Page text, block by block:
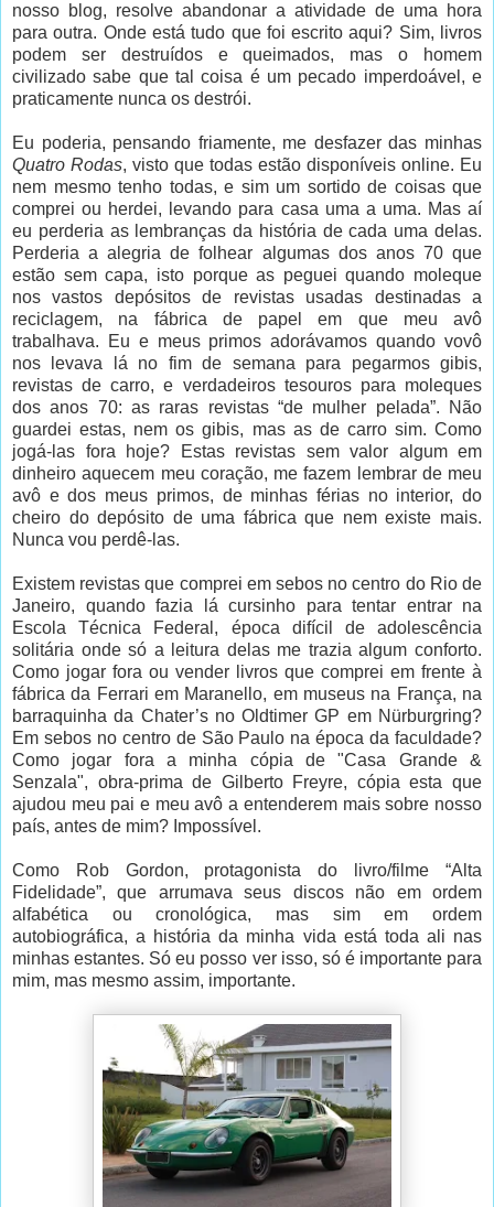
nosso blog, resolve abandonar a atividade de uma hora
para outra. Onde está tudo que foi escrito aqui? Sim, livros
podem ser destruídos e queimados, mas o homem
civilizado sabe que tal coisa é um pecado imperdoável, e
praticamente nunca os destrói.
Eu poderia, pensando friamente, me desfazer das minhas
Quatro Rodas, visto que todas estão disponíveis online. Eu
nem mesmo tenho todas, e sim um sortido de coisas que
comprei ou herdei, levando para casa uma a uma. Mas aí
eu perderia as lembranças da história de cada uma delas.
Perderia a alegria de folhear algumas dos anos 70 que
estão sem capa, isto porque as peguei quando moleque
nos vastos depósitos de revistas usadas destinadas a
reciclagem, na fábrica de papel em que meu avô
trabalhava. Eu e meus primos adorávamos quando vovô
nos levava lá no fim de semana para pegarmos gibis,
revistas de carro, e verdadeiros tesouros para moleques
dos anos 70: as raras revistas “de mulher pelada”. Não
guardei estas, nem os gibis, mas as de carro sim. Como
jogá-las fora hoje? Estas revistas sem valor algum em
dinheiro aquecem meu coração, me fazem lembrar de meu
avô e dos meus primos, de minhas férias no interior, do
cheiro do depósito de uma fábrica que nem existe mais.
Nunca vou perdê-las.
Existem revistas que comprei em sebos no centro do Rio de
Janeiro, quando fazia lá cursinho para tentar entrar na
Escola Técnica Federal, época difícil de adolescência
solitária onde só a leitura delas me trazia algum conforto.
Como jogar fora ou vender livros que comprei em frente à
fábrica da Ferrari em Maranello, em museus na França, na
barraquinha da Chater’s no Oldtimer GP em Nürburgring?
Em sebos no centro de São Paulo na época da faculdade?
Como jogar fora a minha cópia de "Casa Grande &
Senzala", obra-prima de Gilberto Freyre, cópia esta que
ajudou meu pai e meu avô a entenderem mais sobre nosso
país, antes de mim? Impossível.
Como Rob Gordon, protagonista do livro/filme “Alta
Fidelidade”, que arrumava seus discos não em ordem
alfabética ou cronológica, mas sim em ordem
autobiográfica, a história da minha vida está toda ali nas
minhas estantes. Só eu posso ver isso, só é importante para
mim, mas mesmo assim, importante.